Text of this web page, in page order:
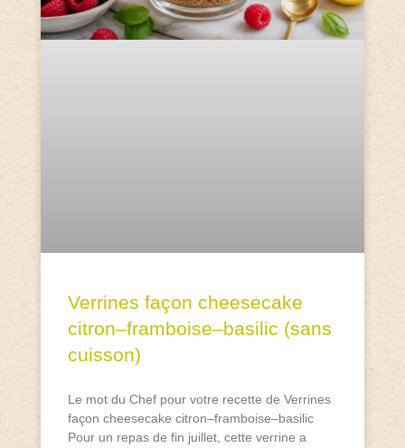
Verrines façon cheesecake
citron–framboise–basilic (sans
cuisson)
Le mot du Chef pour votre recette de Verrines
façon cheesecake citron–framboise–basilic
Pour un repas de fin juillet, cette verrine a